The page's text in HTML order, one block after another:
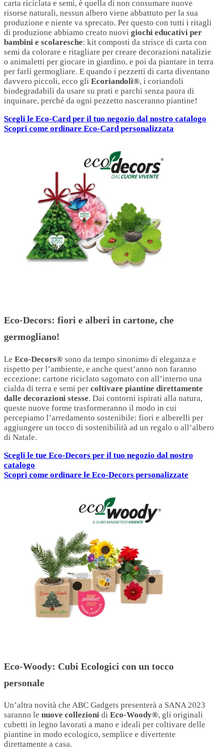
carta riciclata e semi, è quella di non consumare nuove
risorse naturali, nessun albero viene abbattuto per la sua
produzione e niente va sprecato. Per questo con tutti i ritagli
di produzione abbiamo creato nuovi giochi educativi per
bambini e scolaresche: kit composti da strisce di carta con
semi da colorare e ritagliare per creare decorazioni natalizie
o animaletti per giocare in giardino, e poi da piantare in terra
per farli germogliare. E quando i pezzetti di carta diventano
davvero piccoli, ecco gli Ecoriandoli®, i coriandoli
biodegradabili da usare su prati e parchi senza paura di
inquinare, perché da ogni pezzetto nasceranno piantine!
Scegli le Eco-Card per il tuo negozio dal nostro catalogo
Scopri come ordinare Eco-Card personalizzata
Eco-Decors: fiori e alberi in cartone, che
germogliano!
Le Eco-Decors® sono da tempo sinonimo di eleganza e
rispetto per l’ambiente, e anche quest’anno non faranno
eccezione: cartone riciclato sagomato con all’interno una
cialda di terra e semi per coltivare piantine direttamente
dalle decorazioni stesse. Dai contorni ispirati alla natura,
queste nuove forme trasformeranno il modo in cui
percepiamo l’arredamento sostenibile: fiori e alberelli per
aggiungere un tocco di sostenibilità ad un regalo o all’albero
di Natale.
Scegli le tue Eco-Decors per il tuo negozio dal nostro
catalogo
Scopri come ordinare le Eco-Decors personalizzate
Eco-Woody: Cubi Ecologici con un tocco
personale
Un’altra novità che ABC Gadgets presenterà a SANA 2023
saranno le nuove collezioni di Eco-Woody®, gli originali
cubetti in legno lavorati a mano e ideali per coltivare delle
piantine in modo ecologico, semplice e divertente
direttamente a casa.